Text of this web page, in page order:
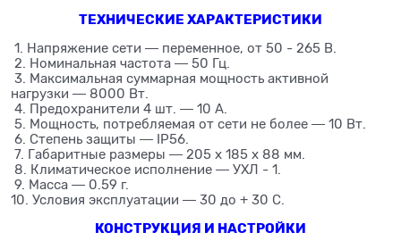
ТЕХНИЧЕСКИЕ ХАРАКТЕРИСТИКИ
1. Напряжение сети ― переменное, от 50 - 265 В.
2. Номинальная частота ― 50 Гц.
3. Максимальная суммарная мощность активной
нагрузки ― 8000 Вт.
4. Предохранители 4 шт. ― 10 А.
5. Мощность, потребляемая от сети не более ― 10 Вт.
6. Степень защиты ― IP56.
7. Габаритные размеры ― 205 х 185 х 88 мм.
8. Климатическое исполнение ― УХЛ - 1.
9. Масса ― 0.59 г.
10. Условия эксплуатации ― 30 до + 30 С.
КОНСТРУКЦИЯ И НАСТРОЙКИ